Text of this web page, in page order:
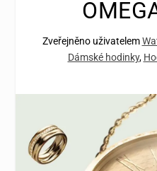
Zveřejněno uživatelem
Dámské hodinky,